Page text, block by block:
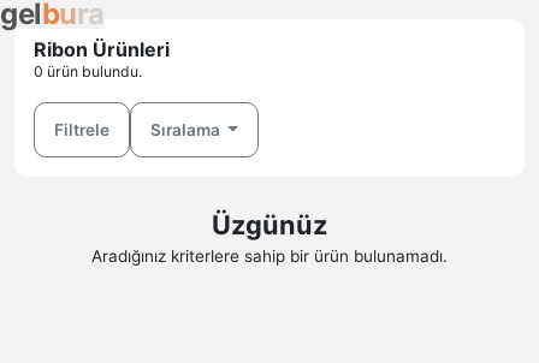
gelbura
Ribon Ürünleri
0 ürün bulundu.
Filtrele Sıralama
Üzgünüz
Aradığınız kriterlere sahip bir ürün bulunamadı.